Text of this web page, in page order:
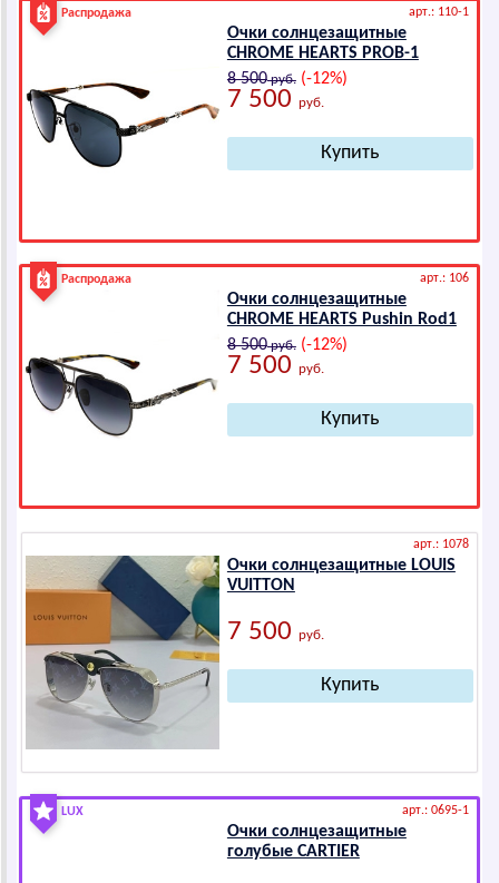
Распродажа арт.: 110-1
Очки солнцезащитные
СНRОМЕ НЕАRТS PROB-1
8 500руб.(-12%)
7 500 руб.
Распродажа арт.: 106
Очки солнцезащитные
СНRОМЕ НЕАRТS Pushin Rod1
8 500руб.(-12%)
7 500 руб.
арт.: 1078
Очки солнцезащитные LОUIS
VUIТТОN
7 500 руб.
LUX арт.: 0695-1
Очки солнцезащитные
голубые САRTIЕR